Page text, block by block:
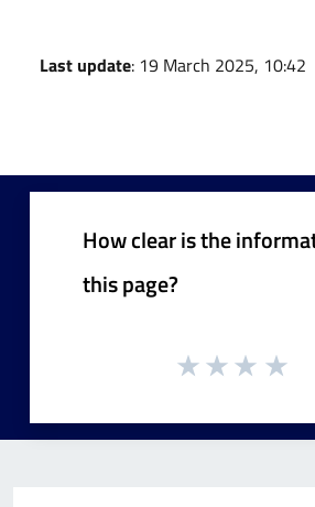
Last update: 19 March 2025, 10:42
How clear is the
this page?